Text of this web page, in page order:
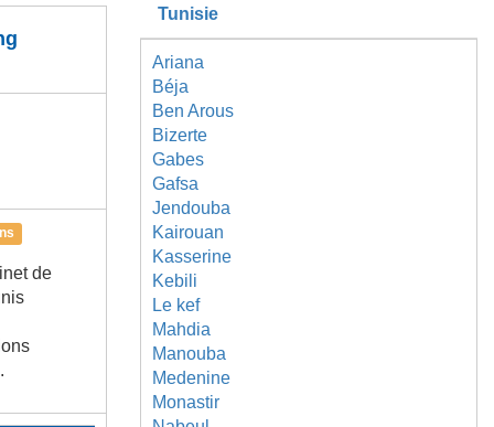
de
Tunisie
Ariana
Béja
Ben Arous
Bizerte
Gabes
Gafsa
Jendouba
Kairouan
Kasserine
Kebili
Le kef
Mahdia
Manouba
Medenine
Monastir